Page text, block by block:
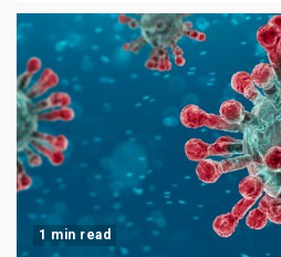
Sonrisas
1 min read